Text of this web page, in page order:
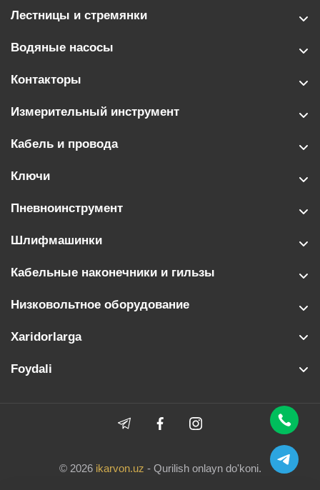
Лестницы и стремянки
Водяные насосы
Контакторы
Измерительный инструмент
Кабель и провода
Ключи
Пневноинструмент
Шлифмашинки
Кабельные наконечники и гильзы
Низковольтное оборудование
Xaridorlarga
Foydali
© 2026 ikarvon.uz - Qurilish onlayn do'koni.